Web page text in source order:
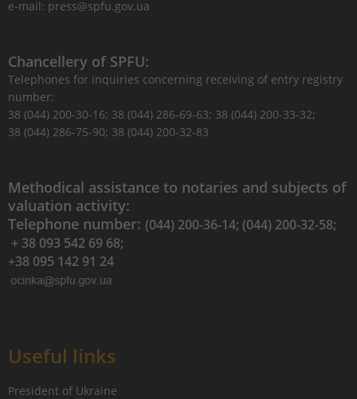
e-mail: press@spfu.gov.ua
Chancellery of SPFU:
Telephones for inquiries concerning receiving of entry registry
number:
38 (044) 200-30-16; 38 (044) 286-69-63; 38 (044) 200-33-32;
38 (044) 286-75-90; 38 (044) 200-32-83
Methodical assistance to notaries and subjects of
valuation activity:
Telephone number: (044) 200-36-14; (044) 200-32-58;
+ 38 093 542 69 68;
+38 095 142 91 24
Useful links
President of Ukraine